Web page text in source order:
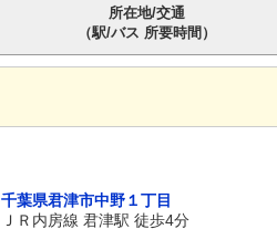
所在地/交通
（駅/バス 所要時間）
千葉県君津市中野１丁目
ＪＲ内房線 君津駅 徒歩4分